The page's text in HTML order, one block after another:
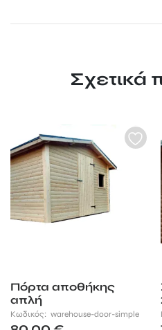
Σχετικά
Πόρτα αποθήκης
απλή
Κωδικός: warehouse-door-simple